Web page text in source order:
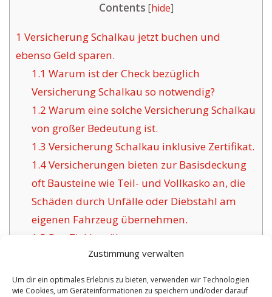
Zustimmung verwalten
Um dir ein optimales Erlebnis zu bieten, verwenden wir Technologien
wie Cookies, um Geräteinformationen zu speichern und/oder darauf
Contents [hide]
1 Versicherung Schalkau jetzt buchen und
ebenso Geld sparen.
1.1 Warum ist der Check bezüglich
Versicherung Schalkau so notwendig?
1.2 Warum eine solche Versicherung Schalkau
von großer Bedeutung ist.
1.3 Versicherung Schalkau inklusive Zertifikat.
1.4Versicherungen bieten zur Basisdeckung
oft Bausteine wie Teil- und Vollkasko an, die
Schäden durch Unfälle oder Diebstahl am
eigenen Fahrzeug übernehmen.
1.5 Das Ziel bewährter
Versicherungsgesellschaften für Schalkau:
1.6
Vorzüge dieser angebotenen Versicherung
in Schalkau: